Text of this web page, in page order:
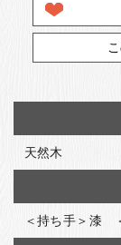
天然木
＜持ち手＞漆